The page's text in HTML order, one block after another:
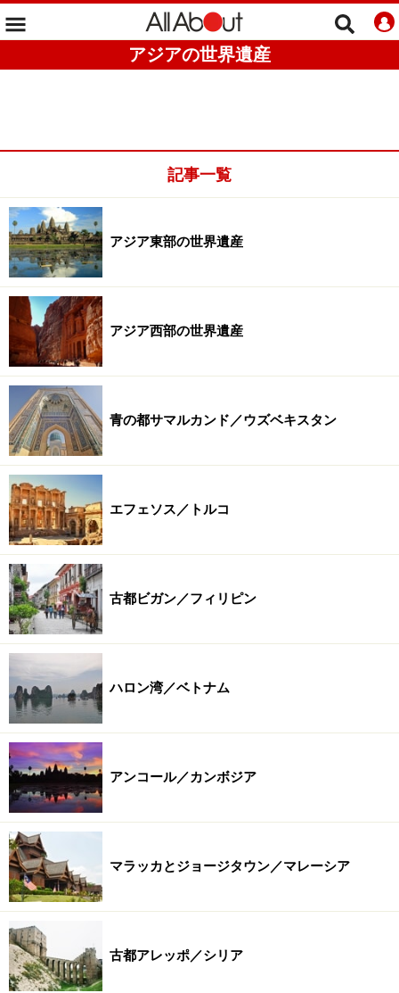
アジアの世界遺産
記事一覧
アジア東部の世界遺産
アジア西部の世界遺産
青の都サマルカンド／ウズベキスタン
エフェソス／トルコ
古都ビガン／フィリピン
ハロン湾／ベトナム
アンコール／カンボジア
マラッカとジョージタウン／マレーシア
古都アレッポ／シリア